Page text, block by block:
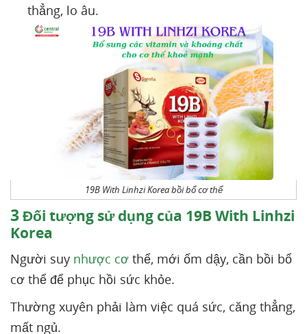
thẳng, lo âu.
19B With Linhzi Korea bồi bổ cơ thể
3Đối tượng sử dụng của 19B With Linhzi
Korea
Người suy nhược cơ thể, mới ốm dậy, cần bồi bổ
cơ thể để phục hồi sức khỏe.
Thường xuyên phải làm việc quá sức, căng thẳng,
mất ngủ.